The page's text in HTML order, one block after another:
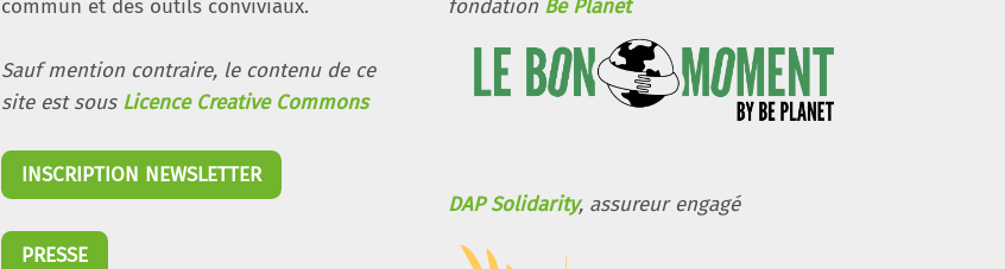
commun et des outils conviviaux.
Sauf mention contraire, le contenu de ce
site est sous Licence Creative Commons
INSCRIPTION NEWSLETTER
PRESSE
fondation Be Planet
DAP Solidarity, assureur engagé